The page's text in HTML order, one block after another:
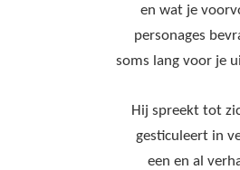
en wat je
personages
soms lang voor je
Hij spreekt tot
gesticuleert in
een en al